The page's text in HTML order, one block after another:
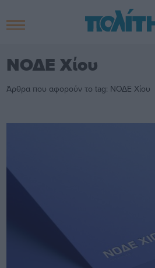
ΝΟΔΕ Χίου
Άρθρα που αφορούν το tag: ΝΟΔΕ Χίου